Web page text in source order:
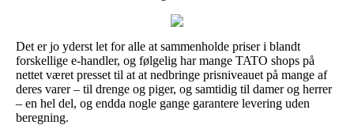
Det er jo yderst let for alle at sammenholde priser i blandt
forskellige e-handler, og følgelig har mange TATO shops på
nettet været presset til at at nedbringe prisniveauet på mange af
deres varer – til drenge og piger, og samtidig til damer og herrer
– en hel del, og endda nogle gange garantere levering uden
beregning.